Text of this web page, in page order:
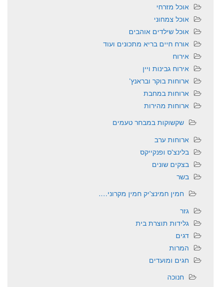
אוכל מזרחי
אוכל צמחוני
אוכל שילדים אוהבים
אורח חיים בריא מתכונים ועוד
אירוח
אירוח גבינות ויין
ארוחות בוקר ובראנץ'
ארוחות במחבת
ארוחות מהירות
שקשוקות במבחר טעמים
ארוחות ערב
בלינצ'ס ופנקייקס
בצקים שונים
בשר
חמין חמינצ'יק חמין מקרוני….
גזר
גלידות תוצרת בית
דגים
המרות
חגים ומועדים
חנוכה